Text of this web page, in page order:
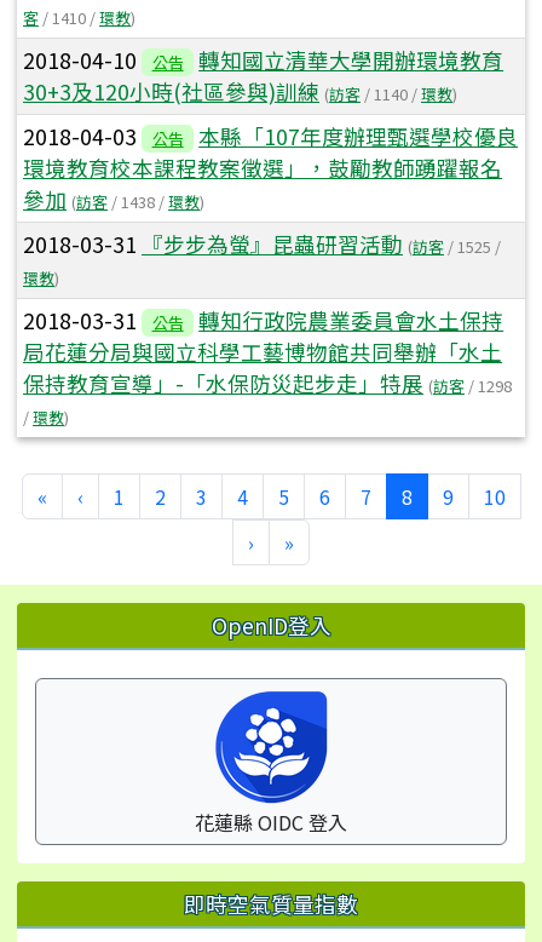
客 / 1410 /環教)
2018-04-10 公告
轉知國立清華大學開辦環境教育
30+3及120小時(社區參與)訓練 (訪客 / 1140 /環教)
2018-04-03 公告
本縣「107年度辦理甄選學校優良
環境教育校本課程教案徵選」，鼓勵教師踴躍報名
參加 (訪客 / 1438 /環教)
2018-03-31 『步步為螢』昆蟲研習活動 (訪客 / 1525 /
環教)
2018-03-31 公告
轉知行政院農業委員會水土保持
局花蓮分局與國立科學工藝博物館共同舉辦「水土
保持教育宣導」-「水保防災起步走」特展 (訪客 / 1298
/環教)
«第一頁
‹上一頁
1 2 3 4 5 6 7 8(目前頁次)
9
10
›下一頁
»最後頁
左邊區域內容 OpenID登入
花蓮縣 OIDC 登入
即時空氣質量指數